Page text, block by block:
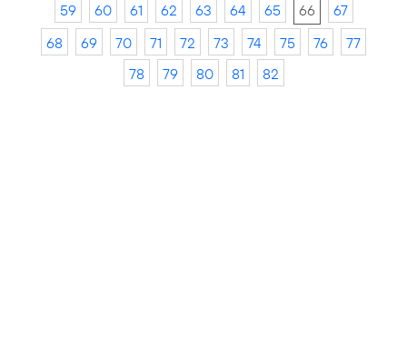
59
60 61 62 63 64 65 66
67
68
69 70 71 72 73 74 75 76
77
78
79 80 81 82